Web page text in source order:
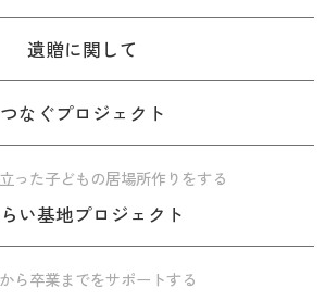
遺贈に関して
つなぐプロジェクト
った子どもの居場所作りをする
い基地プロジェクト
ら卒業までをサポートする